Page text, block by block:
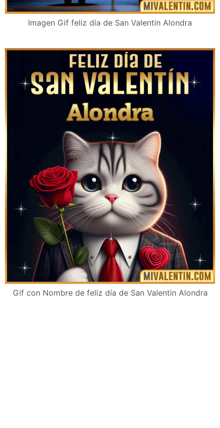
Imagen Gif feliz día de San Valentin Alondra
Gif con Nombre de feliz día de San Valentin Alondra